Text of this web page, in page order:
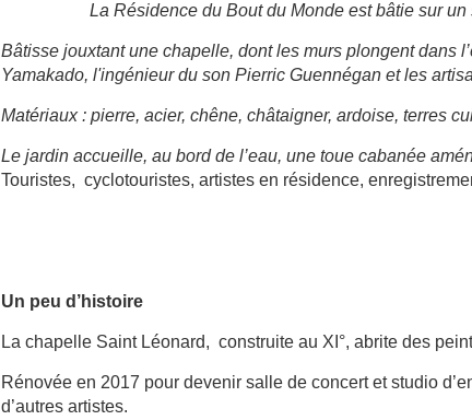
La Résidence du Bout du Monde est bâtie sur
Bâtisse jouxtant une chapelle, dont les murs plongent dans
Yamakado, l'ingénieur du son Pierric Guennégan et les
Matériaux : pierre, acier, chêne, châtaigner, ardoise, terres
Le jardin accueille, au bord de l’eau, une toue cabanée
Touristes, cyclotouristes, artistes en résidence,
Un peu d’histoire
La chapelle Saint Léonard, construite au XI°, abrite des
Rénovée en 2017 pour devenir salle de concert et studio
d’autres artistes.